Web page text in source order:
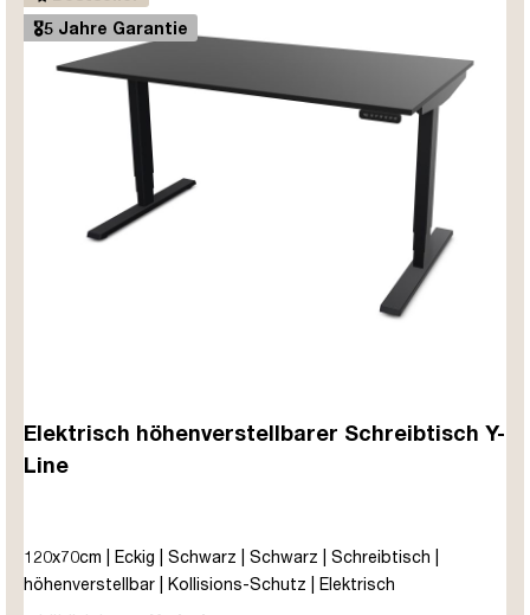
🎖️5 Jahre Garantie
Elektrisch höhenverstellbarer Schreibtisch Y-
Line
120x70cm | Eckig | Schwarz | Schwarz | Schreibtisch |
höhenverstellbar | Kollisions-Schutz | Elektrisch
höhenverstellbar | Kindersicherung | Metall | Holz |